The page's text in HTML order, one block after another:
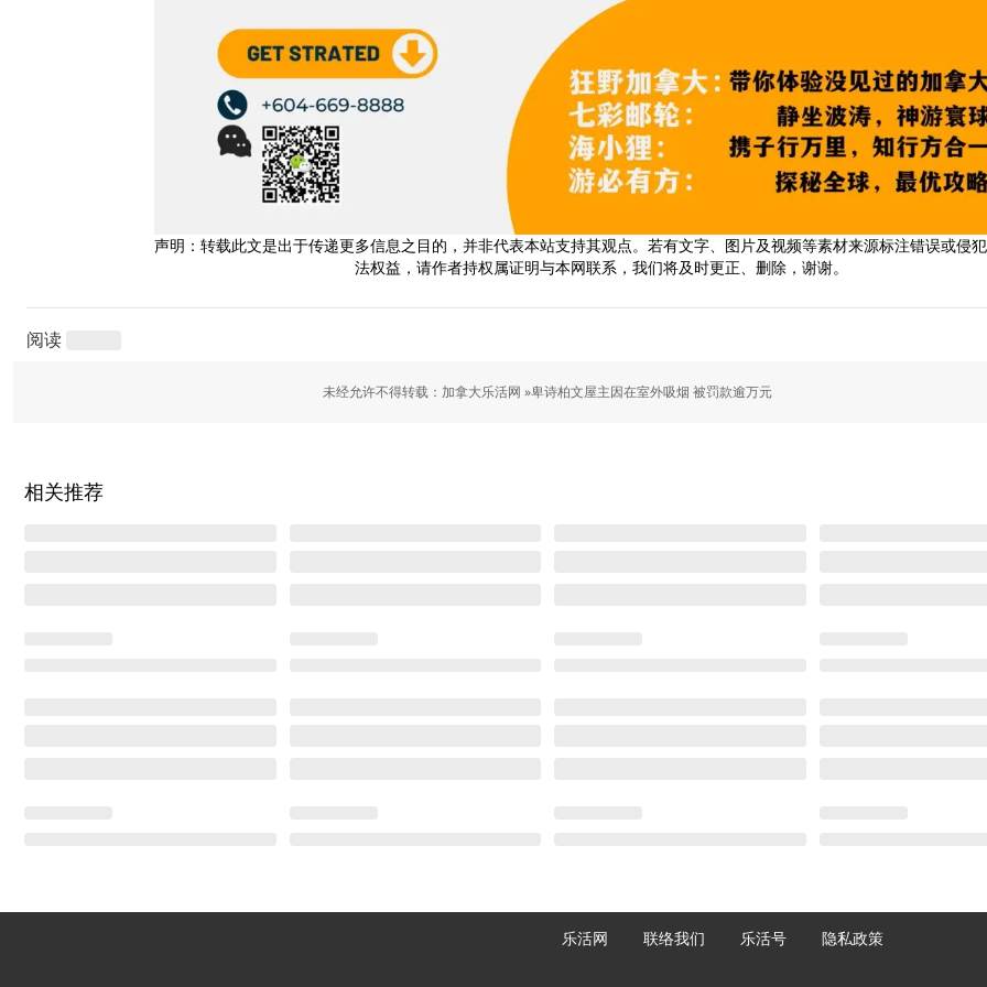
声明：转载此文是出于传递更多信息之目的，并非代表本站支持其观点。若有文字、图片及视频等素材来源标注错误或侵
法权益，请作者持权属证明与本网联系，我们将及时更正、删除，谢谢。
阅读
未经允许不得转载：加拿大乐活网 »卑诗柏文屋主因在室外吸烟 被罚款逾万元
相关推荐
乐活网 联络我们 乐活号 隐私政策